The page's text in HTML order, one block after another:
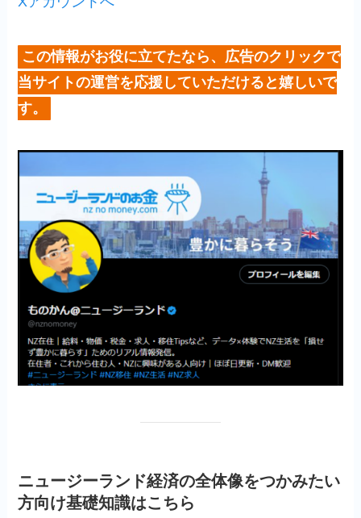
この情報がお役に立てたなら、広告のクリックで
当サイトの運営を応援していただけると嬉しいで
す。
ニュージーランド経済の全体像をつかみたい
方向け基礎知識はこちら